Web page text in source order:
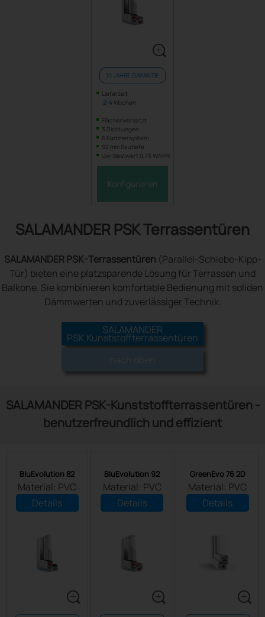
10 JAHRE GARANTIE
Lieferzeit
2 4Wochen
Flächenversetzt
3 Dichtungen
6 Kammersystem
92 mm Bautiefe
Uw-Bestwert 0,73 W/m²k
Konfigurieren
SALAMANDER PSK Terrassentüren
SALAMANDER PSK-Terrassentüren (Parallel-Schiebe-Kipp-
Tür) bieten eine platzsparende Lösung für Terrassen und
Balkone. Sie kombinieren komfortable Bedienung mit soliden
Dämmwerten und zuverlässiger Technik.
SALAMANDER
PSK Kunststoffterrassentüren
SALAMANDER PSK-Kunststoffterrassentüren -
benutzerfreundlich und effizient
BluEvolution 82
Material: PVC
Details
BluEvolution 92
Material: PVC
Details
GreenEvo 76 2D
Material: PVC
Details